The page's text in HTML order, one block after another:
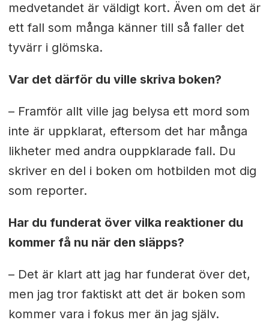
medvetandet är väldigt kort. Även om det är
ett fall som många känner till så faller det
tyvärr i glömska.
Var det därför du ville skriva boken?
– Framför allt ville jag belysa ett mord som
inte är uppklarat, eftersom det har många
likheter med andra ouppklarade fall. Du
skriver en del i boken om hotbilden mot dig
som reporter.
Har du funderat över vilka reaktioner du
kommer få nu när den släpps?
– Det är klart att jag har funderat över det,
men jag tror faktiskt att det är boken som
kommer vara i fokus mer än jag själv.